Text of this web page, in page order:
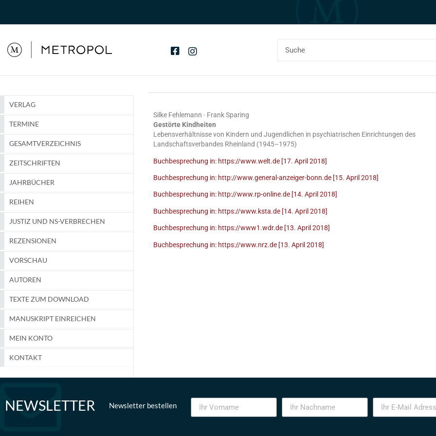
VERLAG
TERMINE
GESAMTVERZEICHNIS
ZEITSCHRIFTEN
JAHRBÜCHER
REIHEN
JUSTIZ UND NS-VERBRECHEN
REZENSIONEN
VORSCHAU
AUTOREN
TEXTE ZUM DOWNLOAD
MANUSKRIPT EINREICHEN
MEIN KONTO
KONTAKT
Silke Fehlemann · Frank Sparing
Gestörte Kindheiten
Lebensverhältnisse von Kindern und Jugendlichen in psychiatrischen Einrichtungen des
Landschaftsverbandes Rheinland (1945–1975)
Buchbesprechung in: https://www.welt.de [17. April 2018]
Buchbesprechung in: http://www.general-anzeiger-bonn.de [15. April 2018]
Buchbesprechung in: http://www.rp-online.de [14. April 2018]
Buchbesprechung in: https://www.ksta.de [14. April 2018]
Buchbesprechung in: https://www1.wdr.de [13. April 2018]
Buchbesprechung in: https://www.nrz.de [13. April 2018]
NEWSLETTER Newsletter bestellen